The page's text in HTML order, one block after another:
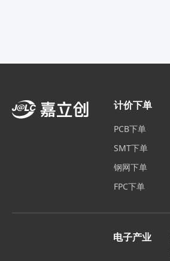
计价下单
PCB下单
SMT下单
钢网下单
FPC下单
电子产业